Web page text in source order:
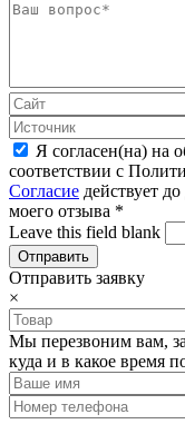
Я согласен(на) на
соответствии с
Согласие действует
моего отзыва *
Leave this field blank
Отправить заявку
×
Мы перезвоним вам,
куда и в какое время